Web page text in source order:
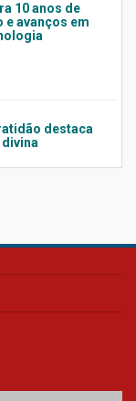
10 anos de
e avanços em
destaca
mensal